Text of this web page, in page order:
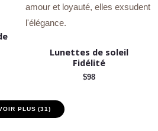
Lunettes de soleil
Fidélité
$98
PLUS (31)